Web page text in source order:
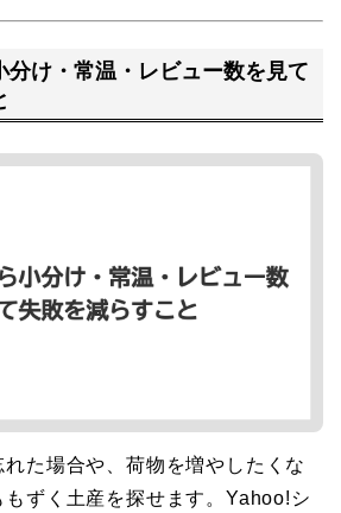
分け・常温・レビュー数を見て
た場合や、荷物を増やしたくな
ずく土産を探せます。Yahoo!シ